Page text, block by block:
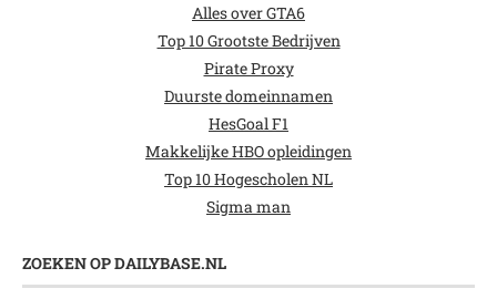
Alles over GTA6
Top 10 Grootste Bedrijven
Pirate Proxy
Duurste domeinnamen
HesGoal F1
Makkelijke HBO opleidingen
Top 10 Hogescholen NL
Sigma man
ZOEKEN OP DAILYBASE.NL